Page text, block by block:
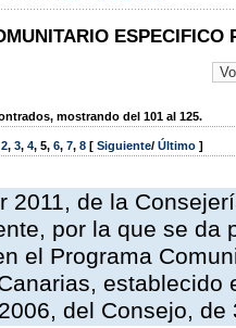
ESPECIFICO
mostrando del 101 al 125.
2, 3, 4, 5, 6, 7, 8 [ Siguiente/ Último ]
2011, de la
por la que se da
el Programa
del Consejo,